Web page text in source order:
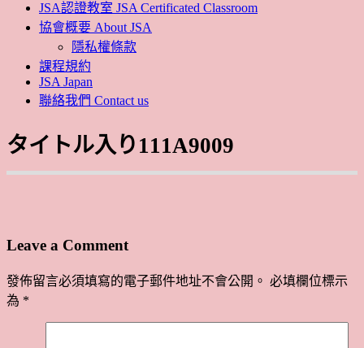
JSA認證教室 JSA Certificated Classroom
協會概要 About JSA
隱私權條款
課程規約
JSA Japan
聯絡我們 Contact us
タイトル入り111A9009
Leave a Comment
發佈留言必須填寫的電子郵件地址不會公開。 必填欄位標示
為 *